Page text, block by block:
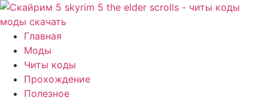
Перейти
к
содержимому
Главная
Моды
Читы коды
Прохождение
Полезное